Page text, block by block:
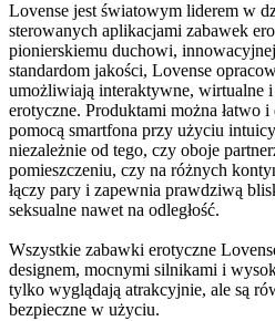
Lovense jest światowym liderem w
sterowanych aplikacjami zabawek
pionierskiemu duchowi,
standardom jakości, Lovense
umożliwiają interaktywne, wirtualne i
erotyczne. Produktami można łatwo
pomocą smartfona przy użyciu
niezależnie od tego, czy oboje
pomieszczeniu, czy na różnych
łączy pary i zapewnia prawdziwą
seksualne nawet na odległość.
Wszystkie zabawki erotyczne
designem, mocnymi silnikami i
tylko wyglądają atrakcyjnie, ale są
bezpieczne w użyciu.